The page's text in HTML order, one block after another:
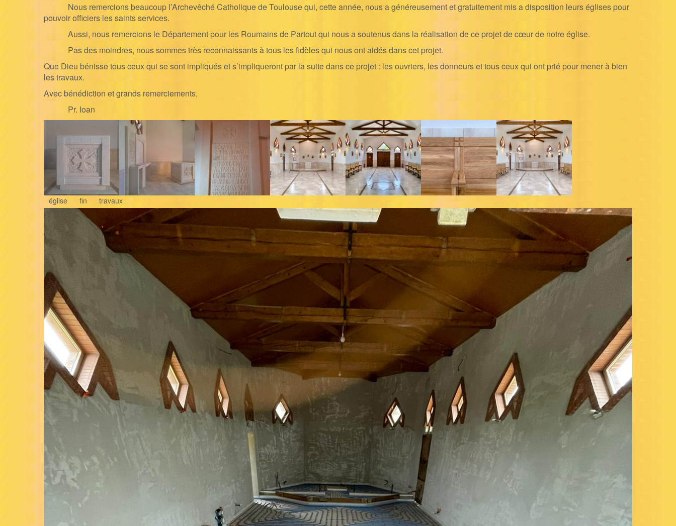
Nous remercions beaucoup l’Archevêché Catholique de Toulouse qui, cette année, nous a généreusement et gratuitement mis a disposition leurs églises pour
pouvoir officiers les saints services.
Aussi, nous remercions le Département pour les Roumains de Partout qui nous a soutenus dans la réalisation de ce projet de cœur de notre église.
Pas des moindres, nous sommes très reconnaissants à tous les fidèles qui nous ont aidés dans cet projet.
Que Dieu bénisse tous ceux qui se sont impliqués et s’impliqueront par la suite dans ce projet : les ouvriers, les donneurs et tous ceux qui ont prié pour mener à bien
les travaux.
Avec bénédiction et grands remerciements,
Pr. Ioan
église fin travaux